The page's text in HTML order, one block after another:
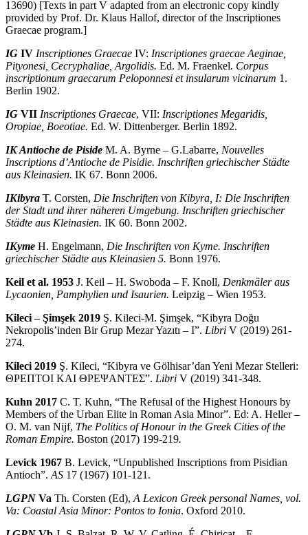
13690) [Texts in part V adapted from an electronic copy kindly
provided by Prof. Dr. Klaus Hallof, director of the Inscriptiones
Graecae program.]
IG IV Inscriptiones Graecae IV: Inscriptiones graecae Aeginae,
Pityonesi, Cecry­phaliae, Argolidis. Ed. M. Fraenkel. Corpus
inscriptionum graecarum Pelo­ponnesi et insularum vicinarum 1.
Berlin 1902.
IG VII Inscriptiones Graecae, VII: Inscriptiones Megaridis,
Oropiae, Boeotiae. Ed. W. Dittenberger. Berlin 1892.
IK Antioche de Piside M. A. Byrne – G.Labarre, Nouvelles
Inscriptions d’Antioche de Pisidie. In­schriften griechischer Städte
aus Kleinasien. IK 67. Bonn 2006.
IKibyra T. Corsten, Die Inschriften von Kibyra, I: Die Inschriften
der Stadt und ihrer näheren Umgebung. Inschriften griechischer
Städte aus Kleinasien. IK 60. Bonn 2002.
IKyme H. Engelmann, Die Inschriften von Kyme. Inschriften
griechischer Städte aus Kleinasien 5. Bonn 1976.
Keil et al. 1953 J. Keil – H. Swoboda – F. Knoll, Denkmäler aus
Lycaonien, Pamphylien und Isaurien. Leipzig – Wien 1953.
Kileci – Şimşek 2019 Ş. Kileci-M. Şimşek, “Kibyra Doğu
Nekropolis’inden Bir Grup Mezar Yazıtı – I”. Libri V (2019) 261-
274.
Kileci 2019 Ş. Kileci, “Kibyra ve Gölhisar’dan Yeni Mezar Stelleri:
ΘΡΕΠΤΟΙ ΚΑΙ ΘΡΕΨΑΝΤΕΣ”. Libri V (2019) 341-348.
Kuhn 2017 C. T. Kuhn, “The Refusal of the Highest Honours by
Members of the Urban Elite in Roman Asia Minor”. Ed: A. Heller –
O. M. van Nijf, The Politics of Honour in the Greek Cities of the
Roman Empire. Boston (2017) 199-219.
Levick 1967 B. Levick, “Unpublished Inscriptions from Pisidian
Antioch”. AS 17 (1967) 101-121.
LGPN Va Th. Corsten (Ed), A Lexicon Greek personal Names, vol.
Va: Coastal Asia Minor: Pontos to Ionia. Oxford 2010.